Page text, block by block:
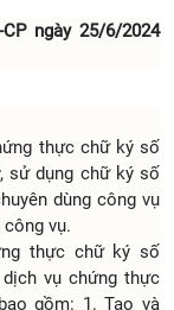
ngày 25/6/2024
thực chữ ký số
sử dụng chữ ký số
dùng công vụ
vụ.
thực chữ ký số
vụ chứng thực
gồm: 1. Tạo và